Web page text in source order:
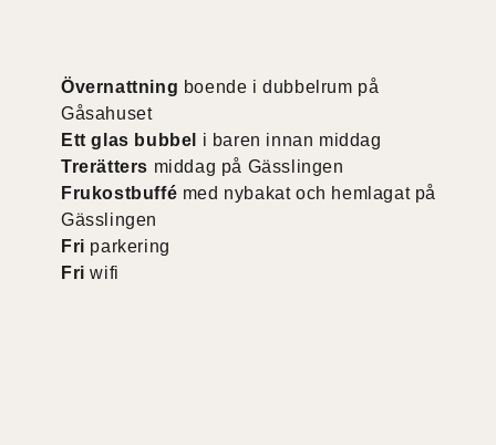
Övernattning boende i dubbelrum på
Gåsahuset
Ett glas bubbel
i baren innan middag
Trerätters middag på Gässlingen
Frukostbuffé med nybakat och hemlagat på
Gässlingen
Fri parkering
Friwifi